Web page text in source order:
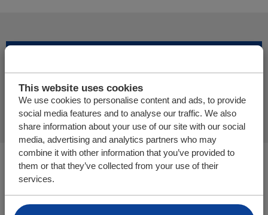
This website uses cookies
We use cookies to personalise content and ads, to provide
social media features and to analyse our traffic. We also
share information about your use of our site with our social
media, advertising and analytics partners who may
combine it with other information that you’ve provided to
them or that they’ve collected from your use of their
services.
Finalizza richiesta di preventivo
Voi siete qui:
Piano di carico | Sistema di (dis)carico orizzontale
Negozio web